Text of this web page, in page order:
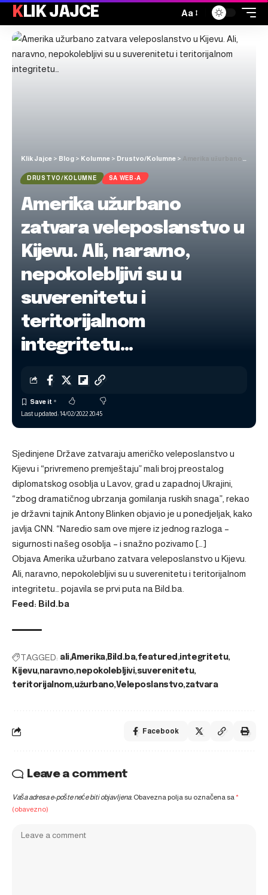
KLIK JAJCE Aa
Klik Jajce > Blog > Kolumne > Drustvo/Kolumne >
DRUSTVO/KOLUMNE SA WEB-A
Amerika užurbano
zatvara veleposlanstvo u
Kijevu. Ali, naravno,
nepokolebljivi su u
suverenitetu i
teritorijalnom
integritetu…
Last updated: 14/02/2022 20:45
Sjedinjene Države zatvaraju američko veleposlanstvo u
Kijevu i “privremeno premještaju” mali broj preostalog
diplomatskog osoblja u Lavov, grad u zapadnoj Ukrajini,
“zbog dramatičnog ubrzanja gomilanja ruskih snaga”, rekao
je državni tajnik Antony Blinken objavio je u ponedjeljak, kako
javlja CNN. “Naredio sam ove mjere iz jednog razloga –
sigurnosti našeg osoblja – i snažno pozivamo […]
Objava Amerika užurbano zatvara veleposlanstvo u Kijevu.
Ali, naravno, nepokolebljivi su u suverenitetu i teritorijalnom
integritetu…
pojavila se prvi puta na Bild.ba
Feed: Bild.ba
TAGGED: ali Amerika Bild.ba featured integritetu
Kijevu naravno nepokolebljivi suverenitetu
teritorijalnom užurbano Veleposlanstvo zatvara
Facebook
Leave a comment
Vaša adresa e-pošte neće biti objavljena. Obavezna polja su označena sa*
(obavezno)